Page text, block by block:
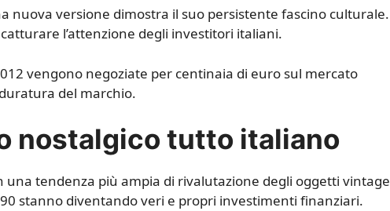
nuova versione dimostra il suo persistente fascino culturale.
l’attenzione degli investitori italiani.
vengono negoziate per centinaia di euro sul mercato
del marchio.
nostalgico tutto italiano
una tendenza più ampia di rivalutazione degli oggetti vintage
stanno diventando veri e propri investimenti finanziari.